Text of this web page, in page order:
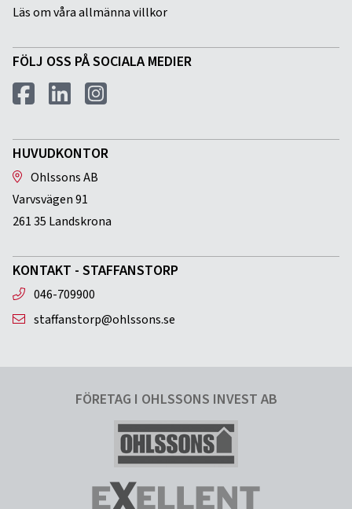
Läs om våra allmänna villkor
FÖLJ OSS PÅ SOCIALA MEDIER
HUVUDKONTOR
Ohlssons AB
Varvsvägen 91
261 35 Landskrona
KONTAKT - STAFFANSTORP
046-709900
staffanstorp@ohlssons.se
FÖRETAG I OHLSSONS INVEST AB